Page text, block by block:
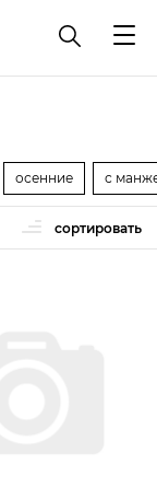
осенние с
сортировать